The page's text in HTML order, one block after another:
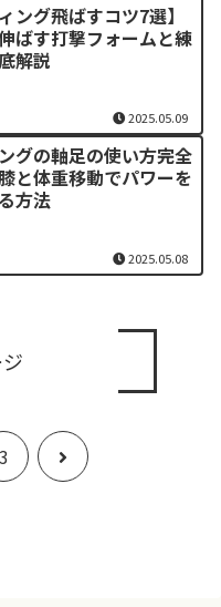
ング飛ばすコツ7選】
ばす打撃フォームと練
解説
2025.05.09
グの軸足の使い方完全
と体重移動でパワーを
方法
2025.05.08
3
次